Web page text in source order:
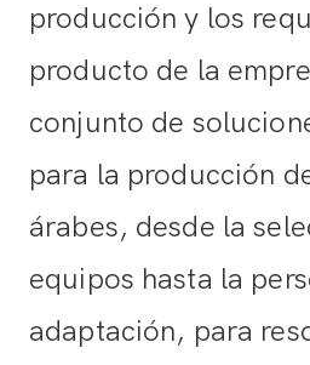
producción y los
producto de la
conjunto de
para la producción
árabes, desde la
equipos hasta la
adaptación, para